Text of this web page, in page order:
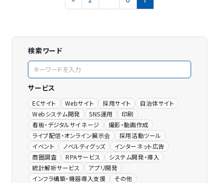
ー
り
検索ワード
サービス
ECサイト Webサイト 採用サイト
自治体サイト
Webシステム開発
SNS運用
印刷
看板・デジタルサイネージ
撮影・動画作成
ライブ配信・オンライン展示会
採用活動ツール
イベント
ノベルティグッズ
インターネット広告
商圏調査
RPAサービス
システム開発・導入
統計解析サービス
アプリ開発
インフラ構築・機器導入支援
その他